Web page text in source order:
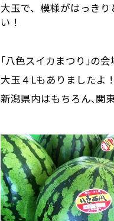
大玉で、模様がはっき
い！
｢八色スイカまつり｣の会
大玉４Lもありましたよ！
新潟県内はもちろん､関